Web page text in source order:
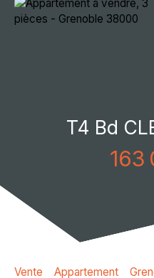
T4 Bd
163
Vente Appartement